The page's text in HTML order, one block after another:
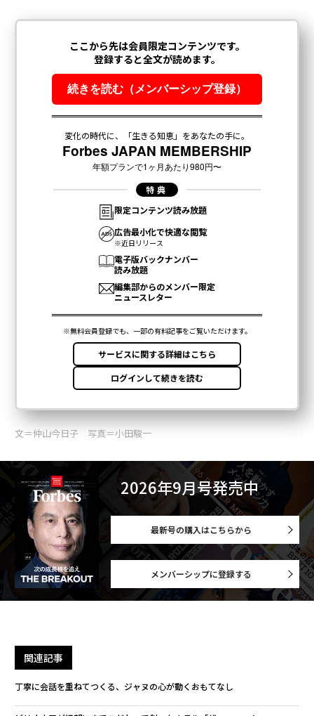
文＝仲山今日子 写真＝小田駿一
2026年9月号発売中
最新号の購入はこちらから
メンバーシップに登録する
関連記事
丁寧に会話を重ねてつくる、ジャヌの心が動くおもてなし